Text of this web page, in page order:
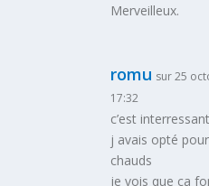
Merveilleux.
romu sur 25
17:32
c’est
j avais opté
chauds
je vois que ça